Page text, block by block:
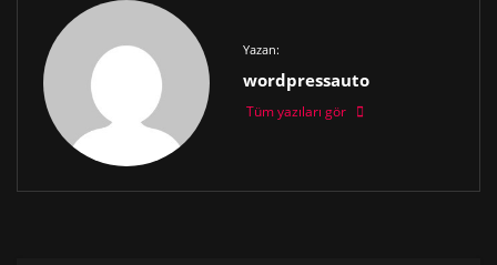
Yazan:
wordpressauto
Tüm yazıları gör